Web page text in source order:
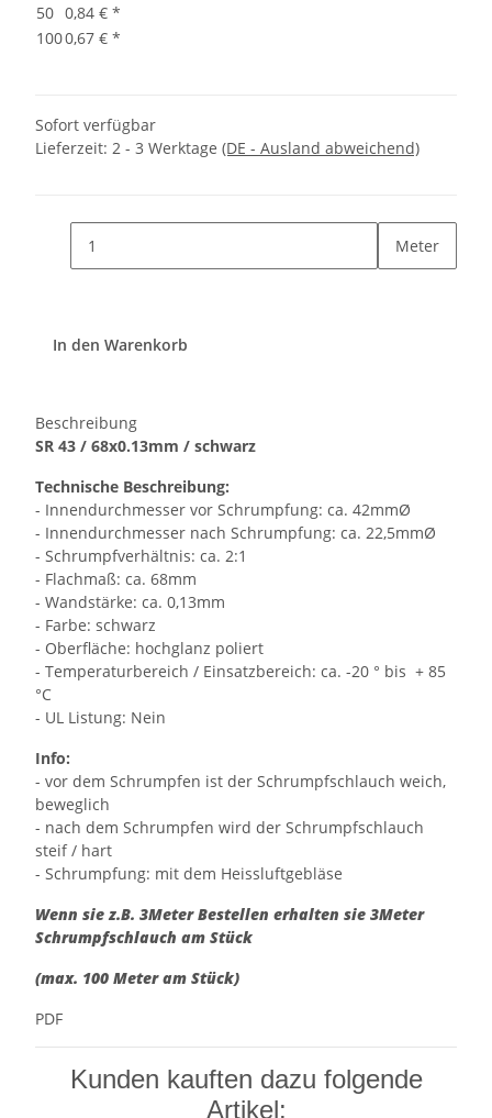
50 0,84 € *
1000,67 € *
Sofort verfügbar
Lieferzeit: 2 - 3 Werktage (DE - Ausland abweichend)
Meter
In den Warenkorb
Beschreibung
SR 43 / 68x0.13mm / schwarz
Technische Beschreibung:
- Innendurchmesser vor Schrumpfung: ca. 42mmØ
- Innendurchmesser nach Schrumpfung: ca. 22,5mmØ
- Schrumpfverhältnis: ca. 2:1
- Flachmaß: ca. 68mm
- Wandstärke: ca. 0,13mm
- Farbe: schwarz
- Oberfläche: hochglanz poliert
- Temperaturbereich / Einsatzbereich: ca. -20 ° bis + 85
°C
- UL Listung: Nein
Info:
- vor dem Schrumpfen ist der Schrumpfschlauch weich,
beweglich
- nach dem Schrumpfen wird der Schrumpfschlauch
steif / hart
- Schrumpfung: mit dem Heissluftgebläse
Wenn sie z.B. 3Meter Bestellen erhalten sie 3Meter
Schrumpfschlauch am Stück
(max. 100 Meter am Stück)
PDF
Kunden kauften dazu folgende
Artikel: